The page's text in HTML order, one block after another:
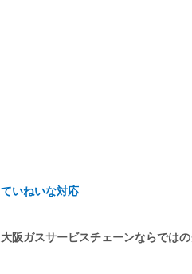
ていねいな対応
大阪ガスサービスチェーンならでは